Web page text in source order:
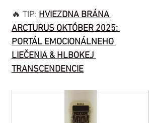
🔥 TIP: HVIEZDNA BRÁNA
ARCTURUS OKTÓBER 2025:
PORTÁL EMOCIONÁLNEHO
LIEČENIA & HLBOKEJ
TRANSCENDENCIE